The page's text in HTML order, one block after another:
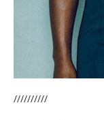
//////////